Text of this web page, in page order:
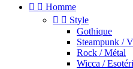
  Homme
  Style
Gothique
Steampunk /
Rock / Métal
Wicca /